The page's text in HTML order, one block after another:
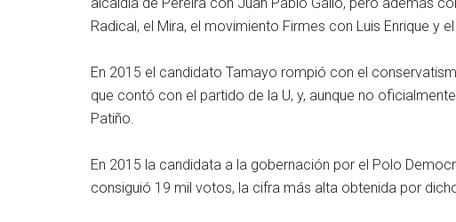
Radical, el Mira, el movimiento Firmes con Luis Enrique y
En 2015 el candidato Tamayo rompió con el
que contó con el partido de la U, y, aunque no
Patiño.
En 2015 la candidata a la gobernación por el Polo
consiguió 19 mil votos, la cifra más alta obtenida por